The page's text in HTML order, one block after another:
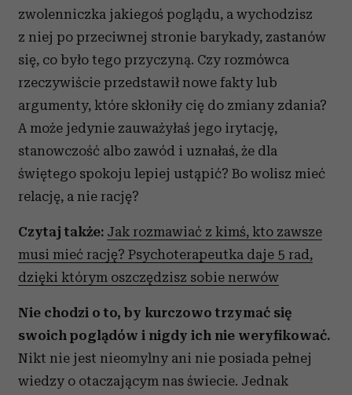
zwolenniczka jakiegoś poglądu, a wychodzisz
z niej po przeciwnej stronie barykady, zastanów
się, co było tego przyczyną. Czy rozmówca
rzeczywiście przedstawił nowe fakty lub
argumenty, które skłoniły cię do zmiany zdania?
A może jedynie zauważyłaś jego irytację,
stanowczość albo zawód i uznałaś, że dla
świętego spokoju lepiej ustąpić? Bo wolisz mieć
relację, a nie rację?
Czytaj także: Jak rozmawiać z kimś, kto zawsze
musi mieć rację? Psychoterapeutka daje 5 rad,
dzięki którym oszczędzisz sobie nerwów
Nie chodzi o to, by kurczowo trzymać się
swoich poglądów i nigdy ich nie weryfikować.
Nikt nie jest nieomylny ani nie posiada pełnej
wiedzy o otaczającym nas świecie. Jednak